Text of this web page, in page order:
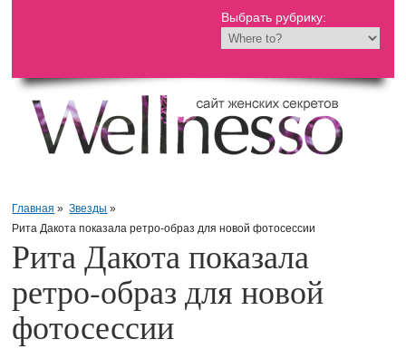
Выбрать рубрику:
Главная » Звезды »
Рита Дакота показала ретро-образ для новой фотосессии
Рита Дакота показала
ретро-образ для новой
фотосессии